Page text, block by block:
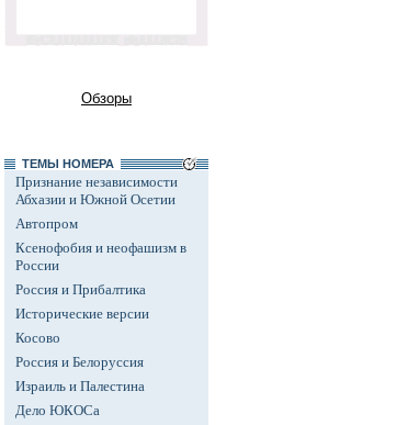
Обзоры
ТЕМЫ НОМЕРА
Признание независимости
Абхазии и Южной Осетии
Автопром
Ксенофобия и неофашизм в
России
Россия и Прибалтика
Исторические версии
Косово
Россия и Белоруссия
Израиль и Палестина
Дело ЮКОСа